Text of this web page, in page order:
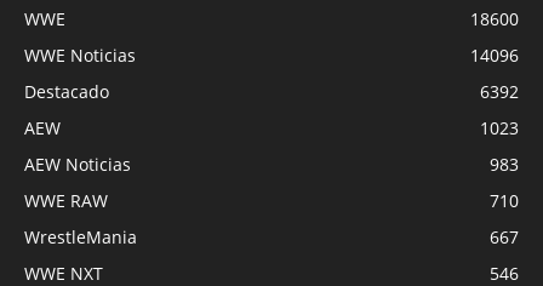
WWE
18600
WWE Noticias
14096
Destacado
6392
AEW
1023
AEW Noticias
983
WWE RAW
710
WrestleMania
667
WWE NXT
546